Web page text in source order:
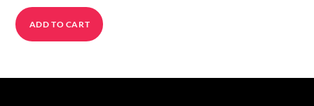
price
was:
price
is:
ADD TO CART